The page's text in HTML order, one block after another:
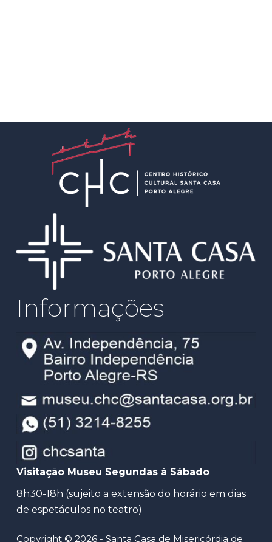
Informações
Visitação Museu Segundas à Sábado
8h30-18h (sujeito a extensão do horário em dias
de espetáculos no teatro)
Copyright © 2026 - Santa Casa de Misericórdia de